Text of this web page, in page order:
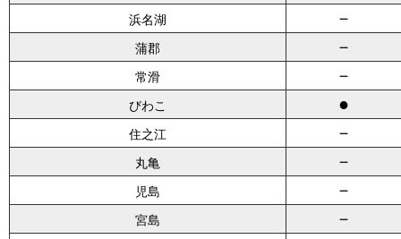
浜名湖 －
蒲郡 －
常滑 －
びわこ ●
住之江 －
丸亀 －
児島 －
宮島 －